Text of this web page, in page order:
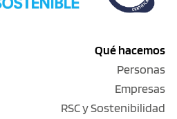
Qué hacemos
Personas
Empresas
RSC y Sostenibilidad